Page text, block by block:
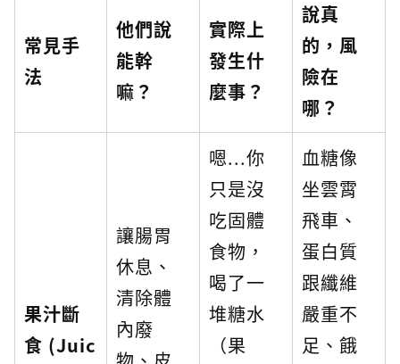
常見手
法
他們說
能幹
嘛？
實際上
發生什
麼事？
說真
的，風
險在
哪？
果汁斷
食 (Juic
讓腸胃
休息、
清除體
內廢
嗯...你
只是沒
吃固體
食物，
喝了一
堆糖水
（果
血糖像
坐雲霄
飛車、
蛋白質
跟纖維
嚴重不
足、餓